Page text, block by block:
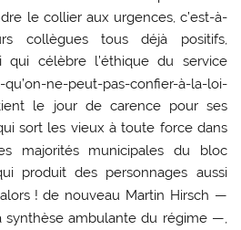
le collier aux urgences, c’est-à-
collègues tous déjà positifs,
qui célèbre l’éthique du service
ne-peut-pas-confier-à-la-loi-
le jour de carence pour ses
sort les vieux à toute force dans
majorités municipales du bloc
produit des personnages aussi
! de nouveau Martin Hirsch —
synthèse ambulante du régime —,